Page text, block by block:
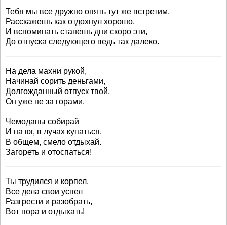
Тебя мы все дружно опять тут же встретим,
Расскажешь как отдохнул хорошо.
И вспоминать станешь дни скоро эти,
До отпуска следующего ведь так далеко.
На дела махни рукой,
Начинай сорить деньгами,
Долгожданный отпуск твой,
Он уже не за горами.
Чемоданы собирай
И на юг, в лучах купаться.
В общем, смело отдыхай.
Загореть и отоспаться!
Ты трудился и корпел,
Все дела свои успел
Разгрести и разобрать,
Вот пора и отдыхать!